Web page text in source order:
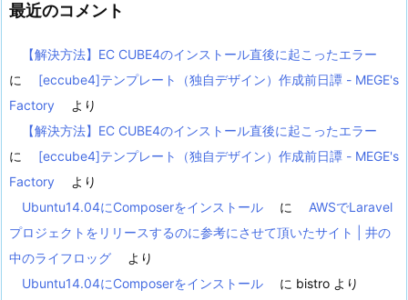
最近のコメント
【解決方法】EC CUBE4のインストール直後に起こったエラー
に
[eccube4]テンプレート（独自デザイン）作成前日譚 - MEGE's
Factory
より
【解決方法】EC CUBE4のインストール直後に起こったエラー
に
[eccube4]テンプレート（独自デザイン）作成前日譚 - MEGE's
Factory
より
Ubuntu14.04にComposerをインストール
に
AWSでLaravel
プロジェクトをリリースするのに参考にさせて頂いたサイト | 井の
中のライフロッグ
より
Ubuntu14.04にComposerをインストール
に bistro より